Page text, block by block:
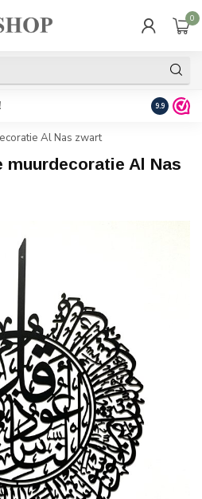
0
Snelle
9.9
Al Nas zwart
muurdecoratie Al Nas